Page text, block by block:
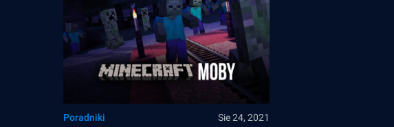
Poradniki Sie 24, 2021